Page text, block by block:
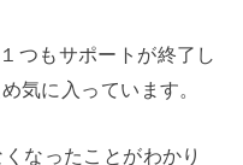
つもサポートが終了し
気に入っています。
なったことがわかり